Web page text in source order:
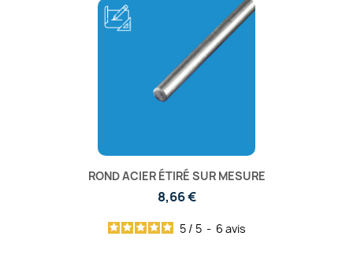
ROND ACIER ÉTIRÉ SUR MESURE
8,66 €
5 / 5 - 6 avis